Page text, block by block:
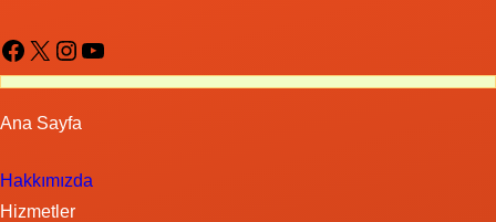
Facebook X Instagram YouTube
Ana Sayfa
Hakkımızda
Hizmetler